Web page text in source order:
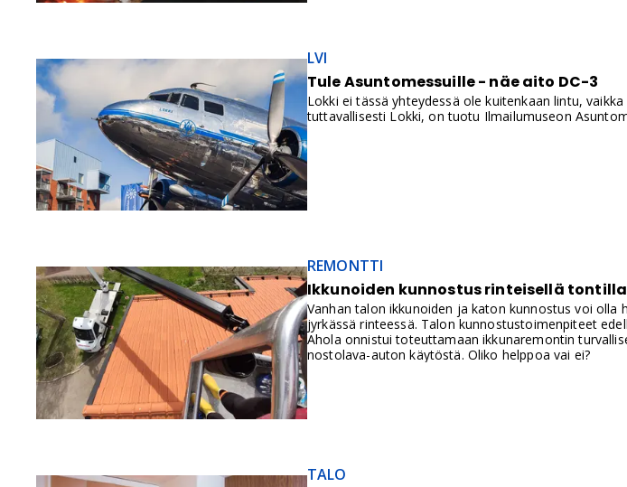
LVI
Tule Asuntomessuille - näe aito DC-3
Lokki ei tässä yhteydessä ole kuitenkaan lintu,
tuttavallisesti Lokki, on tuotu Ilmailumuseon
REMONTTI
Ikkunoiden kunnostus rinteisellä
Vanhan talon ikkunoiden ja katon kunnostus voi olla
jyrkässä rinteessä. Talon kunnostustoimenpiteet
Ahola onnistui toteuttamaan ikkunaremontin
nostolava-auton käytöstä. Oliko helppoa vai ei?
TALO